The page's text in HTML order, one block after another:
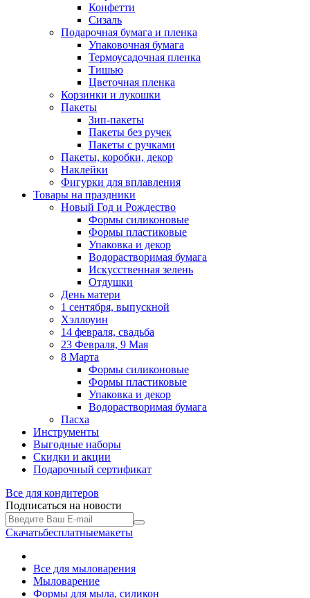
Конфетти
Сизаль
Подарочная бумага и пленка
Упаковочная бумага
Термоусадочная пленка
Тишью
Цветочная пленка
Корзинки и лукошки
Пакеты
Зип-пакеты
Пакеты без ручек
Пакеты с ручками
Пакеты, коробки, декор
Наклейки
Фигурки для вплавления
Товары на праздники
Новый Год и Рождество
Формы силиконовые
Формы пластиковые
Упаковка и декор
Водорастворимая бумага
Искусственная зелень
Отдушки
День матери
1 сентября, выпускной
Хэллоуин
14 февраля, свадьба
23 Февраля, 9 Мая
8 Марта
Формы силиконовые
Формы пластиковые
Упаковка и декор
Водорастворимая бумага
Пасха
Инструменты
Выгодные наборы
Скидки и акции
Подарочный сертификат
Все для кондитеров
Подписаться на новости
Скачатьбесплатныемакеты
Все для мыловарения
Мыловарение
Формы для мыла, силикон